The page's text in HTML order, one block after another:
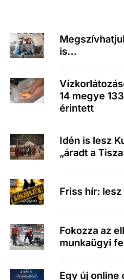
is…
14 megye
érintett
Idén is lesz
„áradt a
Friss hír: lesz
Fokozza az
munkaügyi
Egy új online